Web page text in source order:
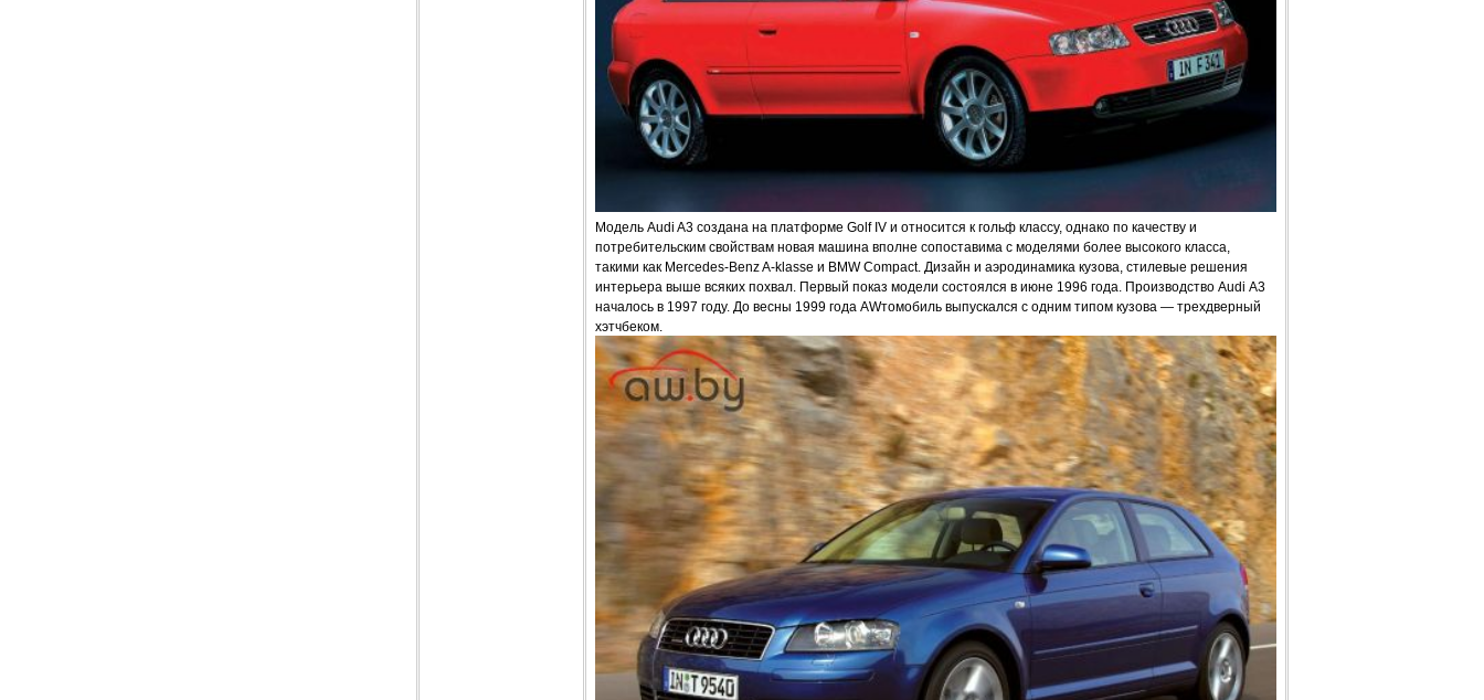
Модель Audi A3 создана на платформе Golf IV и относится к гольф классу, однако по качеству и
потребительским свойствам новая машина вполне сопоставима с моделями более высокого класса,
такими как Mercedes-Benz A-klasse и BMW Compact. Дизайн и аэродинамика кузова, стилевые решения
интерьера выше всяких похвал. Первый показ модели состоялся в июне 1996 года. Производство Audi А3
началось в 1997 году. До весны 1999 года AWтомобиль выпускался с одним типом кузова — трехдверный
хэтчбеком.